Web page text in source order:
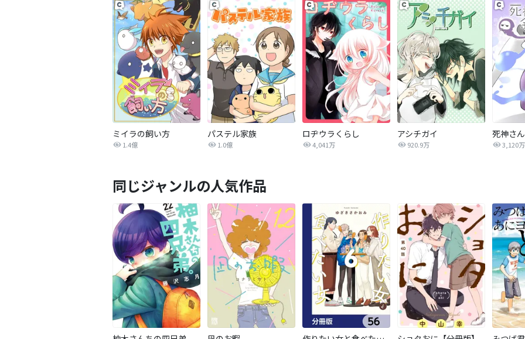
ミイラの飼い方
1.4億
パステル家族
1.0億
ロヂウラくらし
4,041万
アシチガイ
920.9万
死神さ
3,120万
同じジャンルの人気作品